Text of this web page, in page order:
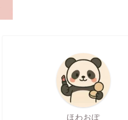
ほわおぽ